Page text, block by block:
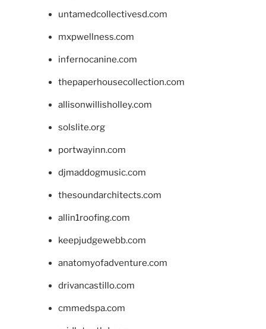
untamedcollectivesd.com
mxpwellness.com
infernocanine.com
thepaperhousecollection.com
allisonwillisholley.com
solslite.org
portwayinn.com
djmaddogmusic.com
thesoundarchitects.com
allin1roofing.com
keepjudgewebb.com
anatomyofadventure.com
drivancastillo.com
cmmedspa.com